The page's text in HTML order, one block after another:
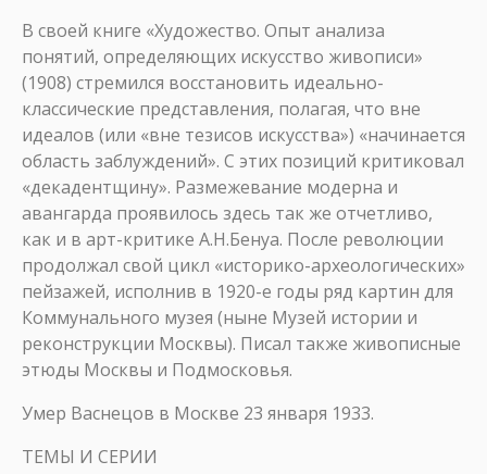
В своей книге «Художество. Опыт анализа
понятий, определяющих искусство живописи»
(1908) стремился восстановить идеально-
классические представления, полагая, что вне
идеалов (или «вне тезисов искусства») «начинается
область заблуждений». С этих позиций критиковал
«декадентщину». Размежевание модерна и
авангарда проявилось здесь так же отчетливо,
как и в арт-критике А.Н.Бенуа. После революции
продолжал свой цикл «историко-археологических»
пейзажей, исполнив в 1920-е годы ряд картин для
Коммунального музея (ныне Музей истории и
реконструкции Москвы). Писал также живописные
этюды Москвы и Подмосковья.
Умер Васнецов в Москве 23 января 1933.
ТЕМЫ И СЕРИИ